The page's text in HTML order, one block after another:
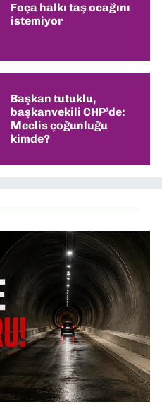
Foça halkı taş ocağını
istemiyor
Başkan tutuklu,
başkanvekili CHP’de:
Meclis çoğunluğu
kimde?